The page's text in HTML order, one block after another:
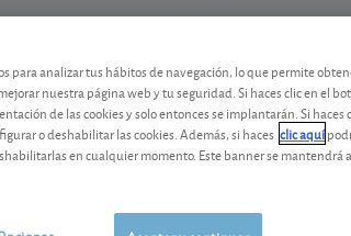
ACS: cambio de consejo
La acción del grupo constructor
historia gusta, pero con un PER de 30,
para analizar tus hábitos de navegación, lo que permite
nuestra página web y tu seguridad. Si haces clic en el
de las cookies y solo entonces se implantarán. Si haces
o deshabilitar las cookies. Además, si haces clic aquí
en cualquier momento. Este banner se mantendrá